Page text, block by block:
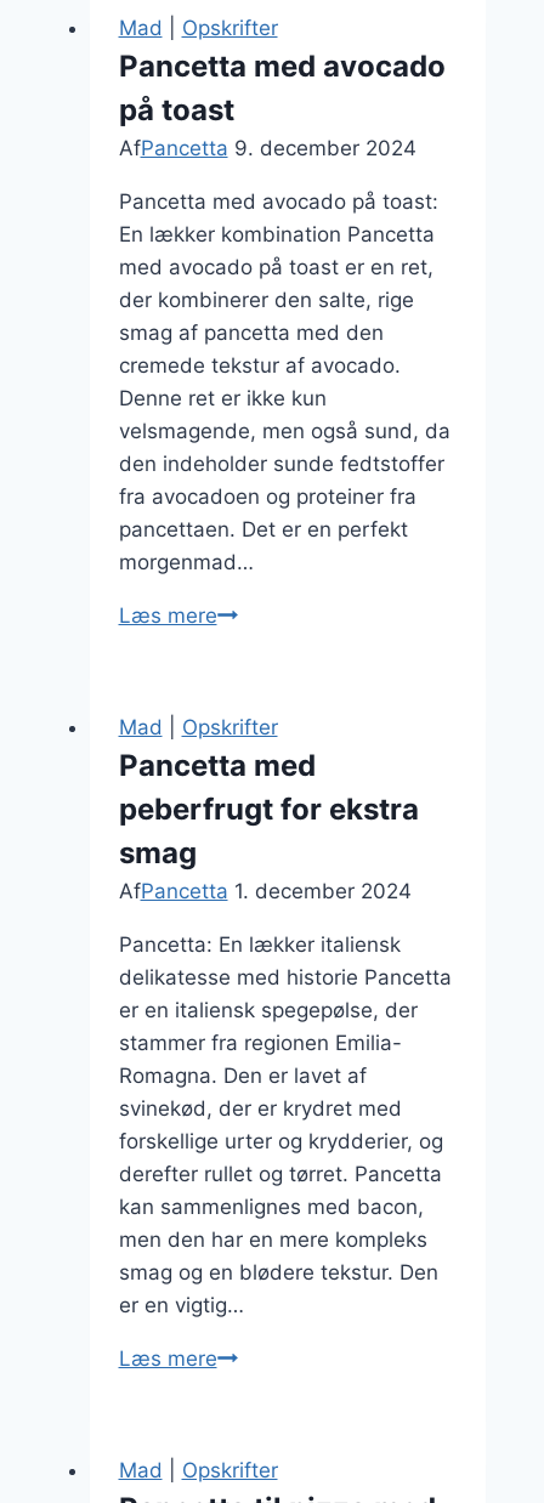
pandekager
ost
Mad Opskrifter
Pancetta med avocado
på toast
AfPancetta 9. december 2024
Pancetta med avocado på toast:
En lækker kombination Pancetta
med avocado på toast er en ret,
der kombinerer den salte, rige
smag af pancetta med den
cremede tekstur af avocado.
Denne ret er ikke kun
velsmagende, men også sund, da
den indeholder sunde fedtstoffer
fra avocadoen og proteiner fra
pancettaen. Det er en perfekt
morgenmad…
Læs merePancetta
på
Mad Opskrifter
Pancetta med
peberfrugt for ekstra
smag
AfPancetta 1. december 2024
Pancetta: En lækker italiensk
delikatesse med historie Pancetta
er en italiensk spegepølse, der
stammer fra regionen Emilia-
Romagna. Den er lavet af
svinekød, der er krydret med
forskellige urter og krydderier, og
derefter rullet og tørret. Pancetta
kan sammenlignes med bacon,
men den har en mere kompleks
smag og en blødere tekstur. Den
er en vigtig…
Læs merePancetta
for
Mad Opskrifter